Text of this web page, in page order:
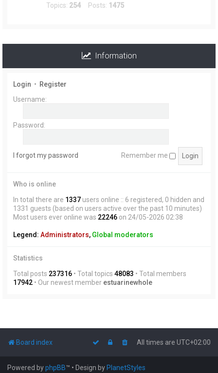
Topics: 254 Posts: 1475
Information
Login • Register
Username:
Password:
I forgot my password Remember me
Who is online
In total there are 1337 users online :: 6 registered, 0 hidden and
1331 guests (based on users active over the past 10 minutes)
Most users ever online was 22246 on 24/05-2026 02:38
Legend: Administrators, Global moderators
Statistics
Total posts 237316 • Total topics 48083 • Total members
17942 • Our newest member estuarinewhole
Board index All times are UTC+02:00
Powered byphpBB™ • Design by PlanetStyles